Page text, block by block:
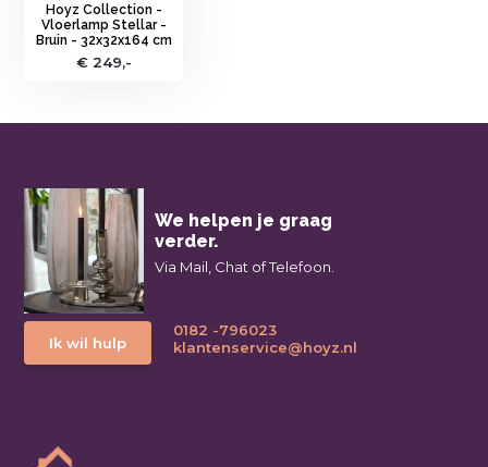
Hoyz Collection -
Vloerlamp Stellar -
Bruin - 32x32x164 cm
€ 249,-
We helpen je graag
verder.
Via Mail, Chat of Telefoon.
Ik wil hulp
0182 -796023
klantenservice@hoyz.nl